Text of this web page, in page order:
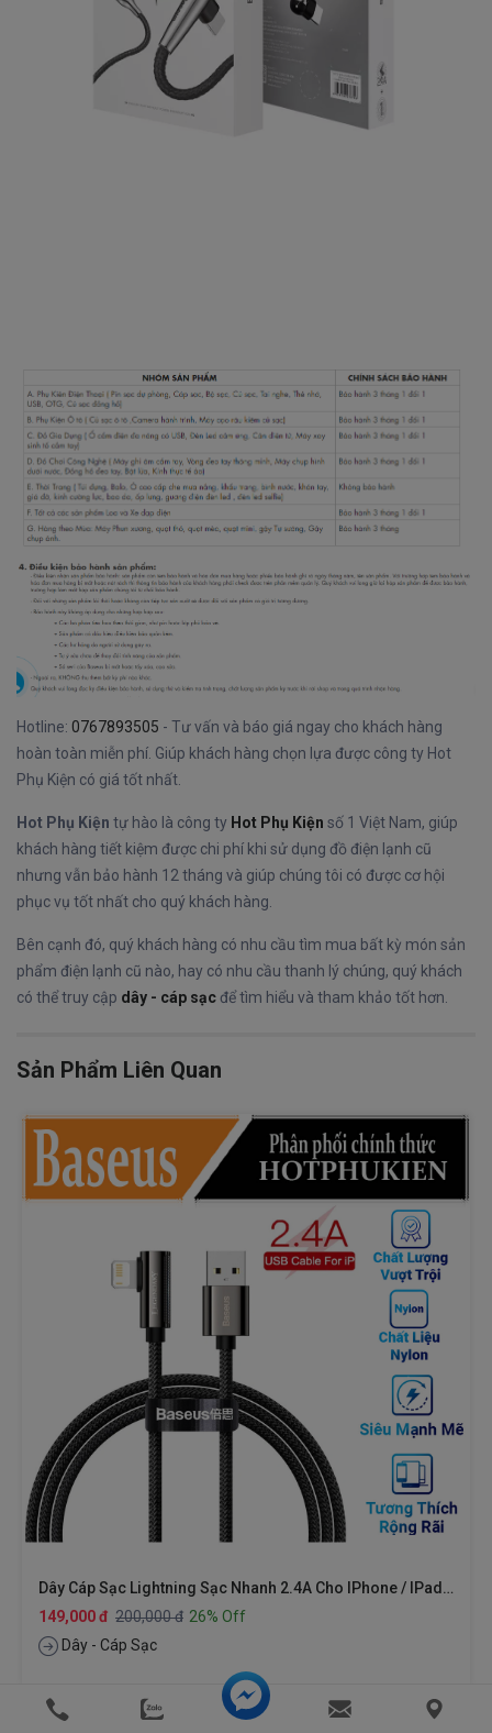
Hotline: 0767893505 - Tư vấn và báo giá ngay cho khách hàng
hoàn toàn miễn phí. Giúp khách hàng chọn lựa được công ty Hot
Phụ Kiện có giá tốt nhất.
Hot Phụ Kiện tự hào là công ty Hot Phụ Kiện số 1 Việt Nam, giúp
khách hàng tiết kiệm được chi phí khi sử dụng đồ điện lạnh cũ
nhưng vẫn bảo hành 12 tháng và giúp chúng tôi có được cơ hội
phục vụ tốt nhất cho quý khách hàng.
Bên cạnh đó, quý khách hàng có nhu cầu tìm mua bất kỳ món sản
phẩm điện lạnh cũ nào, hay có nhu cầu thanh lý chúng, quý khách
có thể truy cập dây - cáp sạcđể tìm hiểu và tham khảo tốt hơn.
Sản Phẩm Liên Quan
Dây Cáp Sạc Lightning Sạc Nhanh 2.4A Cho IPhone / IPad / Cho Airpods Hiệu Baseus Legend Series Elbow Thiết Kế Chuyên Dùng Cho Game Thủ Trang Bị Công Nghệ SR, Truyền Tải Dữ Liệu 480Mbps, Chip Sạc Thông Minh (giao Màu Ngẫu Nhiên)
149,000 đ 200,000 đ 26% Off
Dây - Cáp Sạc